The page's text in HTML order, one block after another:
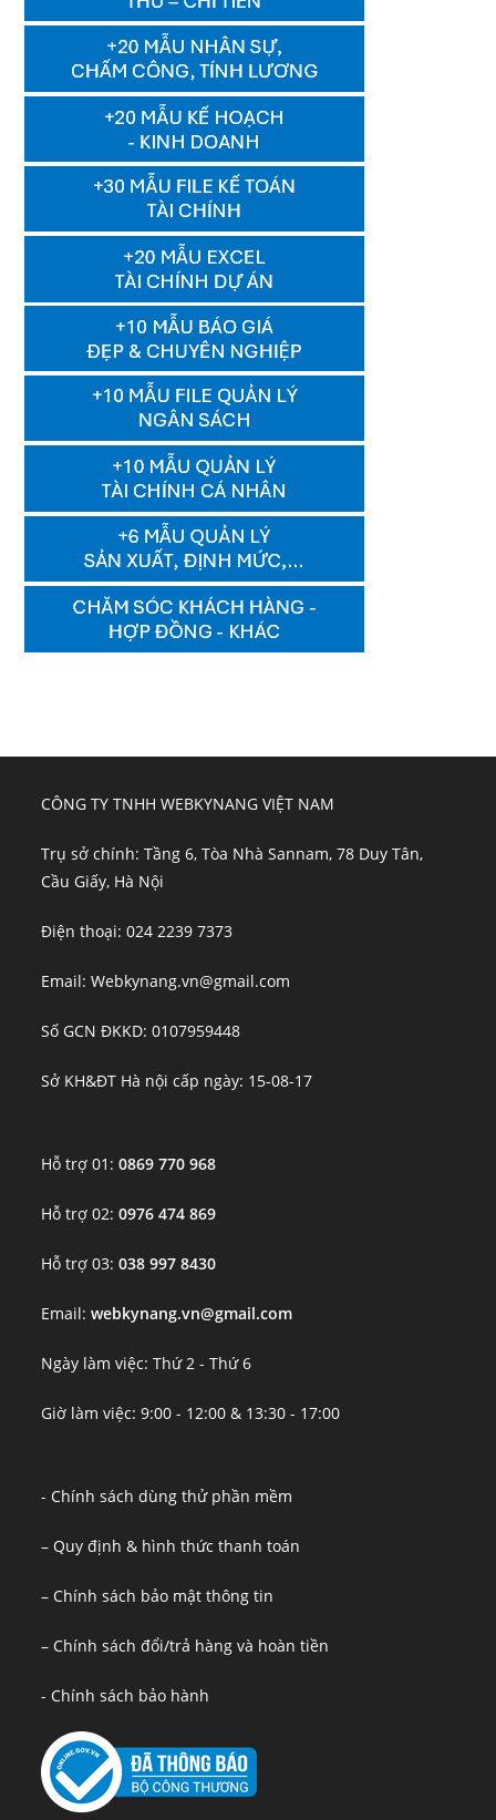
CÔNG TY TNHH WEBKYNANG VIỆT NAM
Trụ sở chính: Tầng 6, Tòa Nhà Sannam, 78 Duy Tân,
Cầu Giấy, Hà Nội
Điện thoại: 024 2239 7373
Email: Webkynang.vn@gmail.com
Số GCN ĐKKD: 0107959448
Sở KH&ĐT Hà nội cấp ngày: 15-08-17
Hỗ trợ 01:0869 770 968
Hỗ trợ 02:0976 474 869
Hỗ trợ 03:038 997 8430
Email:webkynang.vn@gmail.com
Ngày làm việc: Thứ 2 - Thứ 6
Giờ làm việc: 9:00 - 12:00 & 13:30 - 17:00
- Chính sách dùng thử phần mềm
– Quy định & hình thức thanh toán
– Chính sách bảo mật thông tin
– Chính sách đổi/trả hàng và hoàn tiền
- Chính sách bảo hành